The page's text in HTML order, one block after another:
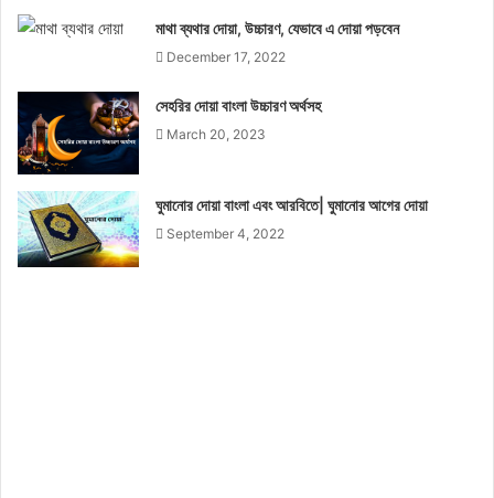
মাথা ব্যথার দোয়া, উচ্চারণ, যেভাবে এ দোয়া পড়বেন
December 17, 2022
সেহরির দোয়া বাংলা উচ্চারণ অর্থসহ
March 20, 2023
ঘুমানোর দোয়া বাংলা এবং আরবিতে| ঘুমানোর আগের দোয়া
September 4, 2022